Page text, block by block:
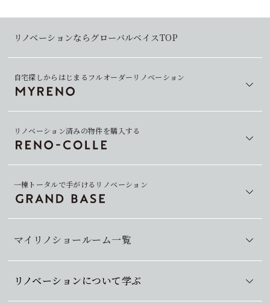
リノベーションならグローバルベイスTOP
自宅探しからはじまるフルオーダーリノベーション
マイリノショールーム一覧
リノベーション済みの物件を購入する
一棟トータルで手がけるリノベーション
リノベーションについて学ぶ